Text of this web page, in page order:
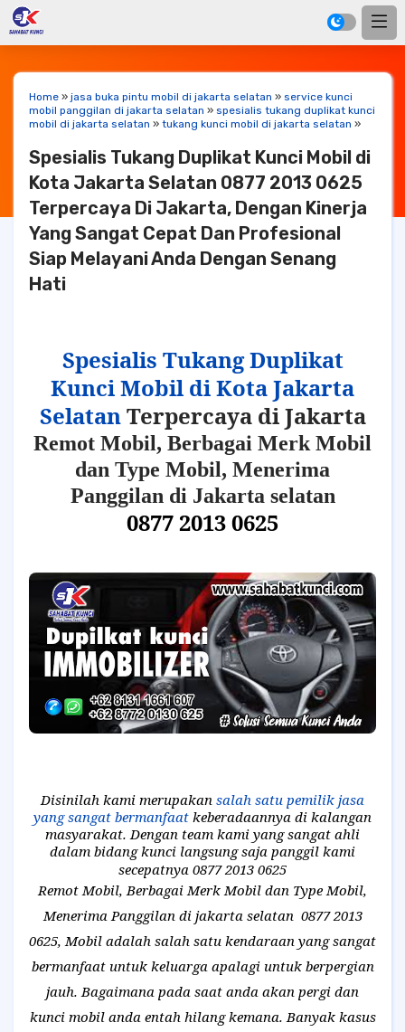
Home » jasa buka pintu mobil di jakarta selatan » service kunci
mobil panggilan di jakarta selatan » spesialis tukang duplikat kunci
mobil di jakarta selatan » tukang kunci mobil di jakarta selatan »
Spesialis Tukang Duplikat Kunci Mobil di
Kota Jakarta Selatan 0877 2013 0625
Terpercaya Di Jakarta, Dengan Kinerja
Yang Sangat Cepat Dan Profesional
Siap Melayani Anda Dengan Senang
Hati
Spesialis Tukang Duplikat
Kunci Mobil di Kota Jakarta
SelatanTerpercaya di Jakarta
Remot Mobil, Berbagai Merk Mobil
dan Type Mobil, Menerima
Panggilan di Jakarta selatan
0877 2013 0625
Disinilah kami merupakan salah satu pemilik jasa
yang sangat bermanfaat keberadaannya di kalangan
masyarakat. Dengan team kami yang sangat ahli
dalam bidang kunci langsung saja panggil kami
secepatnya 0877 2013 0625
Remot Mobil, Berbagai Merk Mobil dan Type Mobil,
Menerima Panggilan di jakarta selatan 0877 2013
0625, Mobil adalah salah satu kendaraan yang sangat
bermanfaat untuk keluarga apalagi untuk berpergian
jauh. Bagaimana pada saat anda akan pergi dan
kunci mobil anda entah hilang kemana. Banyak kasus